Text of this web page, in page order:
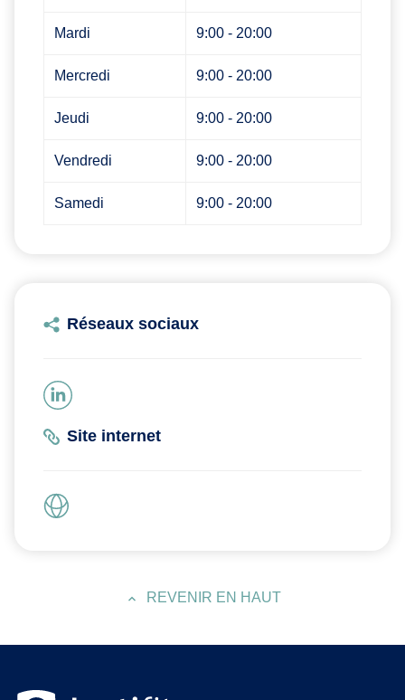
Mardi 9:00 - 20:00
Mercredi 9:00 - 20:00
Jeudi 9:00 - 20:00
Vendredi 9:00 - 20:00
Samedi 9:00 - 20:00
Réseaux sociaux
Site internet
REVENIR EN HAUT